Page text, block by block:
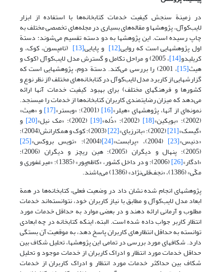
در زمینة سنجش کیفیت خدمات کتابخانه‌ها با استفاده از ابزار
لایب‌کوآل، پژوهشها و مقاله‌های بسیاری در مجله‌‌های تخصصی مختلف به
چاپ رسیده است. این پژوهشها به دو دسته تقسیم می‌شوند: دستة
اول پژوهشهایی است که روایی[12] و پایایی[13] (تامپسون، کوک، و
کریلیدو[14] ، 2005) و مراحل تکامل و گسترش مدل لایب‌کوآل (کوک و
هیث[15] ، 2001) را بررسی می‌کند. دستة دوم، پژوهشهایی است که
گزارشهایی از کاربرد مدل لایب‌کوآل در کتابخانه‌های مختلف (از نظر نوع و
کشورها و فرهنگهای مختلف) برای بهبود کیفیت خدمات آنها ارائه
می‌دهد که میزان رضایتمندی کاربران کتابخانه‌ها از خدمات را می­سنجد.
نمونه‌ای از آنها، پژوهشهای «هیلر»[16] (2001)؛ «وبستر» [17] و «هیث»
(2002)؛ «بویکین» [18] (2002)؛ «دُله» [19] (2002)؛ «مک نیل» [20] و
«گیسک»[21] (2002)؛ «باترزبای» [22] (2003)؛ کوک و همکارانش(2004)؛
«دنیس»[23] (2004)، «پرابست» [24] (2004)؛ «تویس بروکس» [25]
(2005)؛ پنهال و دیگران (2005)؛ هین ریچز و دیگران (2006)؛
«ادگار»[26] (2006)؛ و در داخل کشور، «کاظم‌پور» (1385)؛ «میرغفوری و
مکّی» (1386)، «نجف‌قلی‌نژاد» (1386) می‌باشند.
پژوهشهای انجام شده نشان داد در وضعیت فعلی، کتابخانه‌ها در همة
ابعاد مدل لایب‌کوآل و مطابق با نیاز کاربران خود، نتوانسته‌اند خدمات
مطلوب و آرمانی ارائه‌ دهند و در بعضی موارد به حداقل خدمات مورد
انتظار کاربر جواب داده شده است. البته، اینکه کتابخانه در چه ابعادی
توانسته به حداقل انتظارهای کاربران پاسخ دهد، به موقعیت آن بستگی
دارد. شکافهای مورد بررسی در تمامی این پژوهشها، تحلیل شکاف بین
حداقل خدمات مورد انتظار و ادراک کاربران از خدمات موجود و تحلیل
شکاف بین حداکثر خدمات مورد انتظار و ادراک کاربران از خدمات